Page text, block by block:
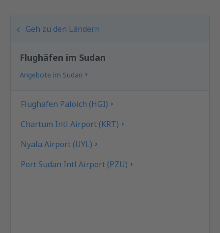
Geh zu den Ländern
Flughäfen im Sudan
Angebote im Sudan
Flughafen Paloich (HGI)
Chartum Intl Airport (KRT)
Nyala Airport (UYL)
Port Sudan Intl Airport (PZU)